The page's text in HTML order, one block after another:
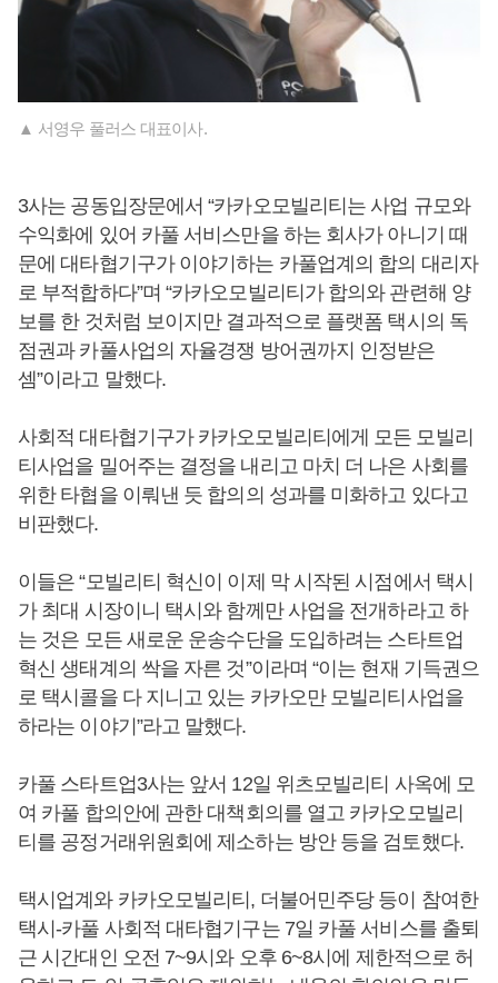
▲ 서영우 풀러스 대표이사.
3사는 공동입장문에서 “카카오모빌리티는 사업 규모와
수익화에 있어 카풀 서비스만을 하는 회사가 아니기 때
문에 대타협기구가 이야기하는 카풀업계의 합의 대리자
로 부적합하다”며 “카카오모빌리티가 합의와 관련해 양
보를 한 것처럼 보이지만 결과적으로 플랫폼 택시의 독
점권과 카풀사업의 자율경쟁 방어권까지 인정받은
셈”이라고 말했다.
사회적 대타협기구가 카카오모빌리티에게 모든 모빌리
티사업을 밀어주는 결정을 내리고 마치 더 나은 사회를
위한 타협을 이뤄낸 듯 합의의 성과를 미화하고 있다고
비판했다.
이들은 “모빌리티 혁신이 이제 막 시작된 시점에서 택시
가 최대 시장이니 택시와 함께만 사업을 전개하라고 하
는 것은 모든 새로운 운송수단을 도입하려는 스타트업
혁신 생태계의 싹을 자른 것”이라며 “이는 현재 기득권으
로 택시콜을 다 지니고 있는 카카오만 모빌리티사업을
하라는 이야기”라고 말했다.
카풀 스타트업3사는 앞서 12일 위츠모빌리티 사옥에 모
여 카풀 합의안에 관한 대책회의를 열고 카카오모빌리
티를 공정거래위원회에 제소하는 방안 등을 검토했다.
택시업계와 카카오모빌리티, 더불어민주당 등이 참여한
택시-카풀 사회적 대타협기구는 7일 카풀 서비스를 출퇴
근 시간대인 오전 7~9시와 오후 6~8시에 제한적으로 허